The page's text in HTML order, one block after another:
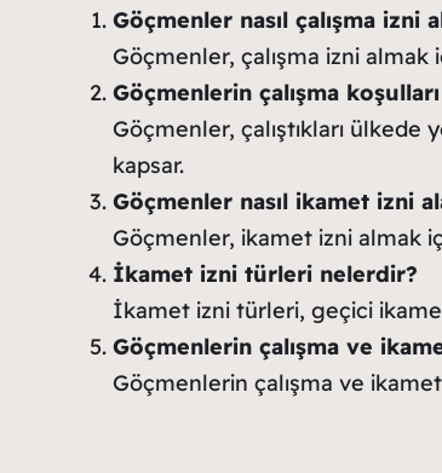
Göçmenler nasıl çalışma izni
Göçmenler, çalışma izni almak
Göçmenlerin çalışma
Göçmenler, çalıştıkları
kapsar.
Göçmenler nasıl ikamet izni
Göçmenler, ikamet izni almak
İkamet izni türleri nelerdir?
İkamet izni türleri, geçici
Göçmenlerin çalışma ve
Göçmenlerin çalışma ve